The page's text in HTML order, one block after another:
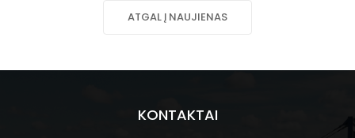
ATGAL Į NAUJIENAS
KONTAKTAI